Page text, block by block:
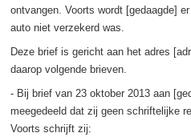
ontvangen. Voorts wordt [gedaagde]
auto niet verzekerd was.
Deze brief is gericht aan het adres
daarop volgende brieven.
- Bij brief van 23 oktober 2013 aan
meegedeeld dat zij geen schriftelijke
Voorts schrijft zij: